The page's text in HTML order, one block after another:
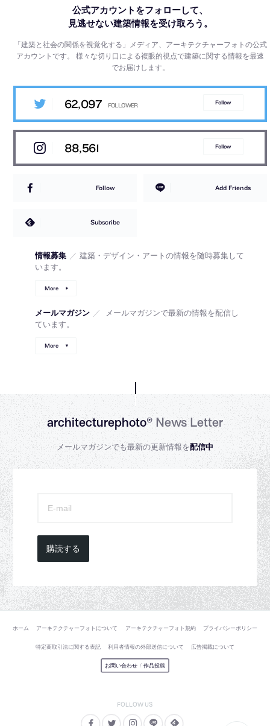
公式アカウントをフォローして、
見逃せない建築情報を受け取ろう。
「建築と社会の関係を視覚化する」メディア、アーキテクチャーフォトの公式
アカウントです。様々な切り口による複眼的視点で建築に関する情報を最速
でお届けします。
62,097 Follow
88,561 Follow
Follow Add Friends
Subscribe
情報募集 ／ 建築・デザイン・アートの情報を随時募集して
います。
More
メールマガジン ／
メールマガジンで最新の情報を配信し
ています。
More
architecturephoto®News Letter
メールマガジンでも最新の更新情報を配信中
購読する
ホーム アーキテクチャーフォトについて アーキテクチャーフォト規約 プライバシーポリシー
特定商取引法に関する表記 利用者情報の外部送信について 広告掲載について
お問い合わせ / 作品投稿